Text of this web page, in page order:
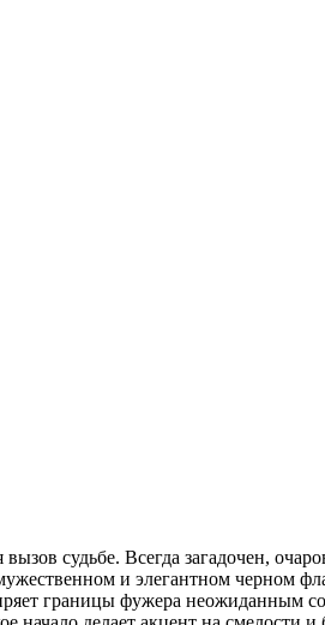
судьбе. Всегда загадочен,
и элегантном черном
границы фужера неожиданным